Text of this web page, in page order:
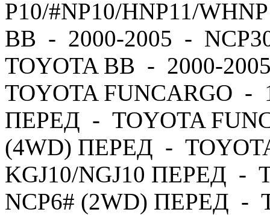
P10/#NP10/HNP11/
BB - 2000-2005 -
TOYOTA BB - 2000-
TOYOTA FUNCARGO -
ПЕРЕД - TOYOTA
(4WD) ПЕРЕД -
KGJ10/NGJ10 ПЕРЕД -
NCP6# (2WD) ПЕРЕД -